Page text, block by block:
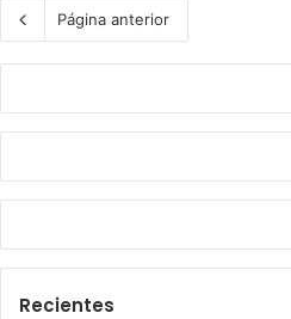
Página anterior
Recientes